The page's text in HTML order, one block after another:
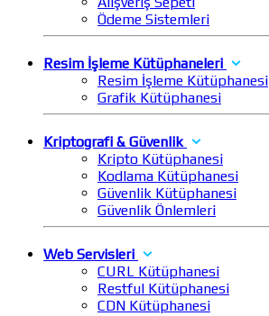
Ödeme Sistemleri
Resim İşleme Kütüphaneleri
Resim İşleme Kütüphanesi
Grafik Kütüphanesi
Kriptografi & Güvenlik
Kripto Kütüphanesi
Kodlama Kütüphanesi
Güvenlik Kütüphanesi
Güvenlik Önlemleri
Web Servisleri
CURL Kütüphanesi
Restful Kütüphanesi
CDN Kütüphanesi